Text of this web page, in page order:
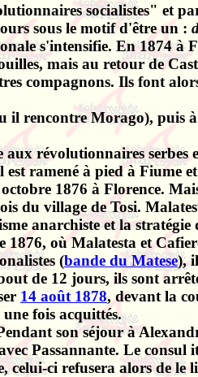
socialistes" et
sous le motif d'être un :
s'intensifie. En 1874 à
mais au retour de
compagnons. Ils font
rencontre Morago), puis
révolutionnaires
ramené à pied à Fiume
1876 à Florence.
du village de Tosi.
anarchiste et la
1876, où Malatesta et
(bande du Matese),
de 12 jours, ils sont
14 août 1878, devant la
fois acquittés.
son séjour à
Passannante. Le
ci refusera alors de le